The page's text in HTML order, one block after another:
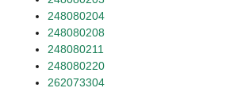
248080204
248080208
248080211
248080220
262073304